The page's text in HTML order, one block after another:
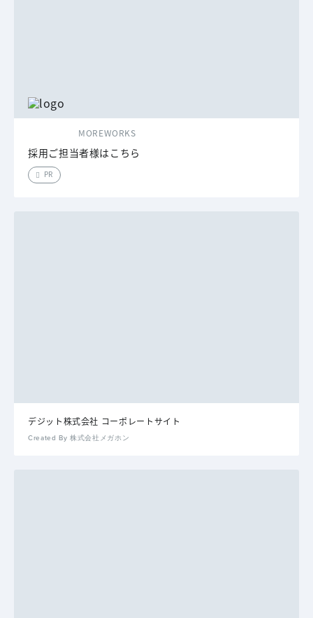
MOREWORKS
採用ご担当者様はこちら
PR
デジット株式会社 コーポレートサイト
Created By 株式会社メガホン